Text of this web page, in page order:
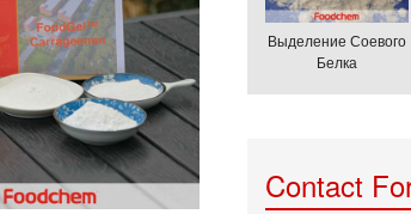
Выделение Соевого
Белка